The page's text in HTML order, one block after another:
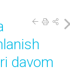
davom